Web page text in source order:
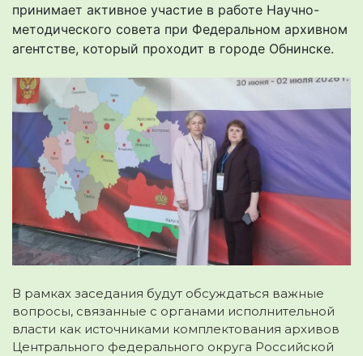
принимает активное участие в работе Научно-
методического совета при Федеральном архивном
агентстве, который проходит в городе Обнинске.
В рамках заседания будут обсуждаться важные
вопросы, связанные с органами исполнительной
власти как источниками комплектования архивов
Центрального федерального округа Российской